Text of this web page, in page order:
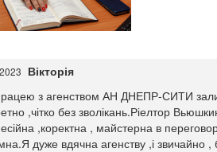
Вікторія
з агенством АН ДНЕПР-СИТИ
,чітко без зволікань.Ріелтор
,коректна , майстерна в
дуже вдячна агенству ,і звичайно ,